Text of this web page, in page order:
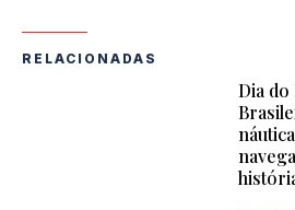
RELACIONADAS
Dia